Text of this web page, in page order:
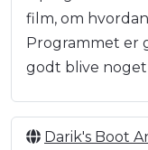
film, om
Programmet er
godt blive noget
Darik's Boot